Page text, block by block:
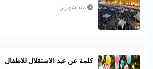
منذ شهرين
كلمة عن عيد الاستقلال للاطفال